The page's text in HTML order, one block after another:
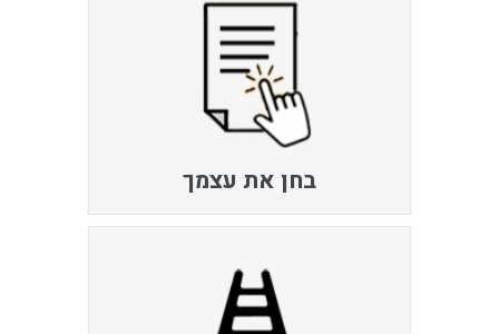
בחן את עצמך